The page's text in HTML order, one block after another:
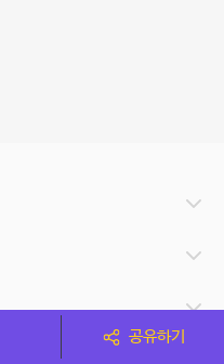
공유하기